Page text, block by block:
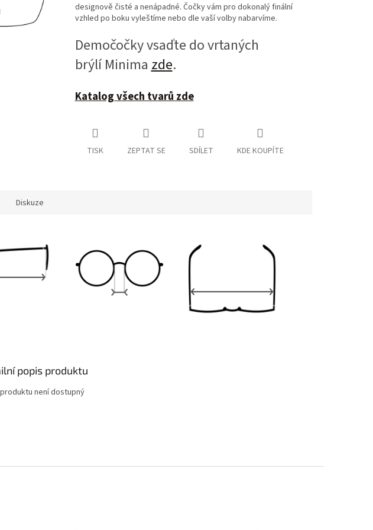
designově čisté a nenápadné. Čočky vám pro dokonalý finální
vzhled po boku vyleštíme nebo dle vaší volby nabarvíme.
Demočočky vsaďte do vrtaných
brýlí Minimazde.
Katalog všech tvarů zde
TISK ZEPTAT SE SDÍLET KDE KOUPÍTE
Diskuze
popis produktu
není dostupný